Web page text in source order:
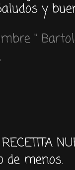
y
"
de menos.